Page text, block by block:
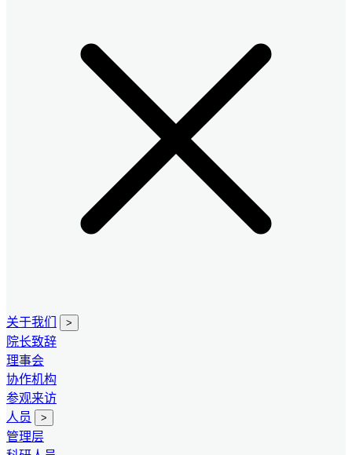
关于我们 >
院长致辞
理事会
协作机构
参观来访
人员
>
管理层